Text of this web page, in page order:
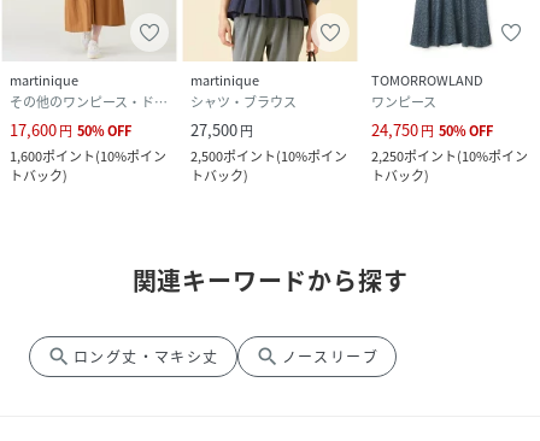
martinique
その他のワンピース・ドレス
17,600円 50%OFF
1,600ポイント(10%ポイン
トバック)
martinique
シャツ・ブラウス
27,500円
2,500ポイント(10%ポイン
トバック)
TOMORROWLAND
ワンピース
24,750円 50%OFF
2,250ポイント(10%ポイン
トバック)
関連キーワードから探す
search ロング丈・マキシ丈 search ノースリーブ